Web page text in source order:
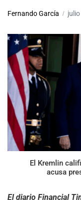
Fernando García
El Kremlin
acusa
El diario Financial